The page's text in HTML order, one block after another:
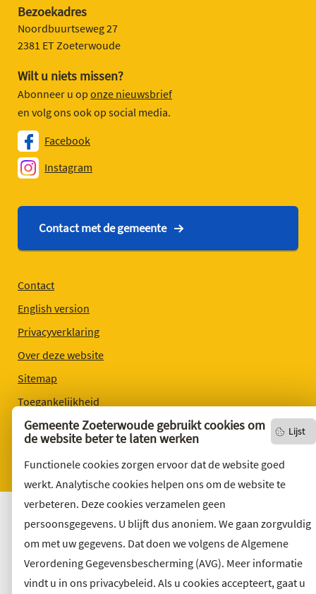
Lijst
Gemeente Zoeterwoude gebruikt cookies om
de website beter te laten werken
Functionele cookies zorgen ervoor dat de website goed
werkt. Analytische cookies helpen ons om de website te
verbeteren. Deze cookies verzamelen geen
persoonsgegevens. U blijft dus anoniem. We gaan zorgvuldig
om met uw gegevens. Dat doen we volgens de Algemene
Verordening Gegevensbescherming (AVG). Meer informatie
vindt u in ons privacybeleid. Als u cookies accepteert, gaat u
Bezoekadres
Noordbuurtseweg 27
2381 ET Zoeterwoude
Wilt u niets missen?
Abonneer u op onze nieuwsbrief
en volg ons ook op social media.
Facebook
Instagram
Contact met de gemeente
Contact
English version
Privacyverklaring
Over deze website
Sitemap
Toegankelijkheid
Klacht indienen
Vacatures